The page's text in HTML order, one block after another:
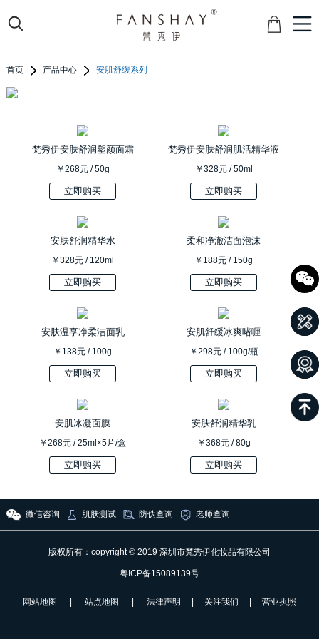
首页 产品中心 安肌舒缓系列
梵秀伊安肤舒润塑颜面霜
￥268元 / 50g
立即购买
梵秀伊安肤舒润肌活精华液
￥328元 / 50ml
立即购买
安肤舒润精华水
￥328元 / 120ml
立即购买
柔和净澈洁面泡沫
￥188元 / 150g
立即购买
安肤温享净柔洁面乳
￥138元 / 100g
立即购买
安肌舒缓冰爽啫喱
￥298元 / 100g/瓶
立即购买
安肌冰凝面膜
￥268元 / 25ml×5片/盒
立即购买
安肤舒润精华乳
￥368元 / 80g
立即购买
微信咨询 肌肤测试 防伪查询 老师查询
版权所有：copyright © 2019 深圳市梵秀伊化妆品有限公司
粤ICP备15089139号
网站地图 站点地图 法律声明 关注我们 营业执照